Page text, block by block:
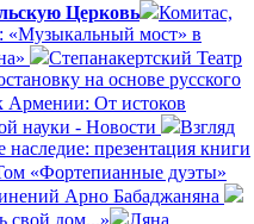
Церковь
Комитас,
«Музыкальный мост» в
Степанакертский Театр
на основе русского
Армении: От истоков
науки - Новости
Взгляд
наследие: презентация книги
«Фортепианные дуэты»
Арно Бабаджаняна
свой дом...»
Ляна